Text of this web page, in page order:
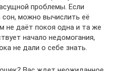
проблемы. Если
можно вычислить её
не даёт покоя одна и та же
начало недомогания,
не дали о себе знать.